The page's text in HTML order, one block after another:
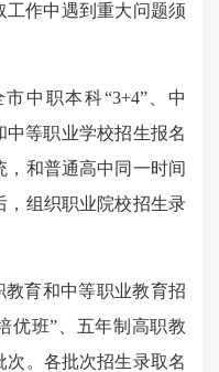
工作中遇到重大问题须
市中职本科“3+4”、中
中等职业学校招生报名
和普通高中同一时间
，组织职业院校招生录
教育和中等职业教育招
优班”、五年制高职教
。各批次招生录取名